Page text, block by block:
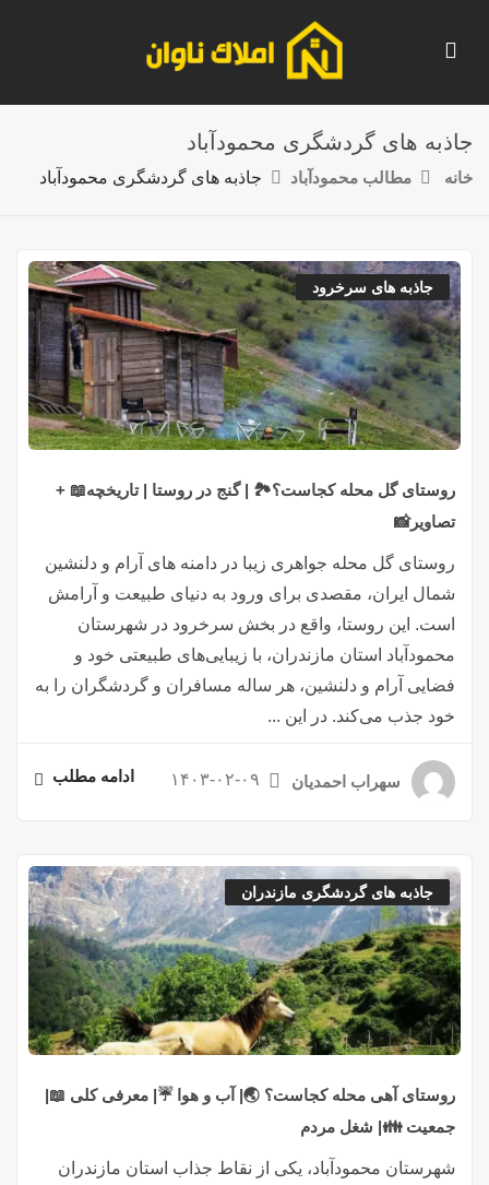
جاذبه های گردشگری محمودآباد
خانه مطالب محمودآباد جاذبه های گردشگری محمودآباد
جاذبه های سرخرود
روستای گل محله کجاست؟🏞️ | گنج در روستا | تاریخچه📖 +
تصاویر📸
روستای گل محله جواهری زیبا در دامنه های آرام و دلنشین
شمال ایران، مقصدی برای ورود به دنیای طبیعت و آرامش
است. این روستا، واقع در بخش سرخرود در شهرستان
محمودآباد استان مازندران، با زیبایی‌های طبیعتی خود و
فضایی آرام و دلنشین، هر ساله مسافران و گردشگران را به
خود جذب می‌کند. در این ...
سهراب احمدیان ۱۴۰۳-۰۲-۰۹ ادامه مطلب
جاذبه های گردشگری مازندران
روستای آهی محله کجاست؟ 🌏| آب و هوا ☔| معرفی کلی 📖|
جمعیت 👪| شغل مردم
شهرستان محمودآباد، یکی از نقاط جذاب استان مازندران